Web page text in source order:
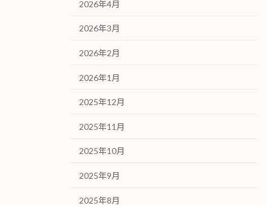
2026年4月
2026年3月
2026年2月
2026年1月
2025年12月
2025年11月
2025年10月
2025年9月
2025年8月